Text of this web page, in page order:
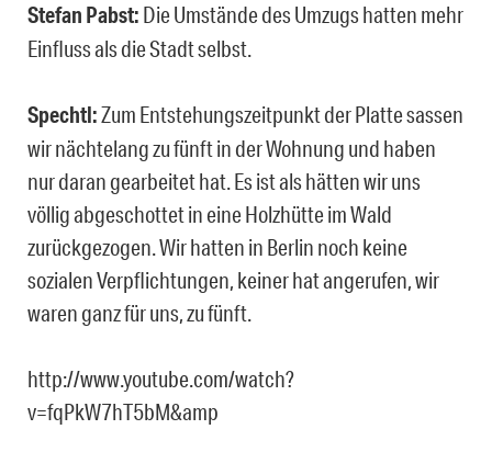
Stefan Pabst: Die Umstände des Umzugs hatten mehr
Einfluss als die Stadt selbst.
Spechtl:Zum Entstehungszeitpunkt der Platte sassen
wir nächtelang zu fünft in der Wohnung und haben
nur daran gearbeitet hat. Es ist als hätten wir uns
völlig abgeschottet in eine Holzhütte im Wald
zurückgezogen. Wir hatten in Berlin noch keine
sozialen Verpflichtungen, keiner hat angerufen, wir
waren ganz für uns, zu fünft.
http://www.youtube.com/watch?
v=fqPkW7hT5bM&amp